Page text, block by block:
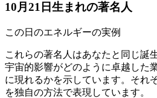
10月21日生まれの著名人
この日のエネルギーの実例
これらの著名人はあなたと同じ誕
宇宙的影響がどのように卓越した
に現れるかを示しています。それ
を独自の方法で表現しています。